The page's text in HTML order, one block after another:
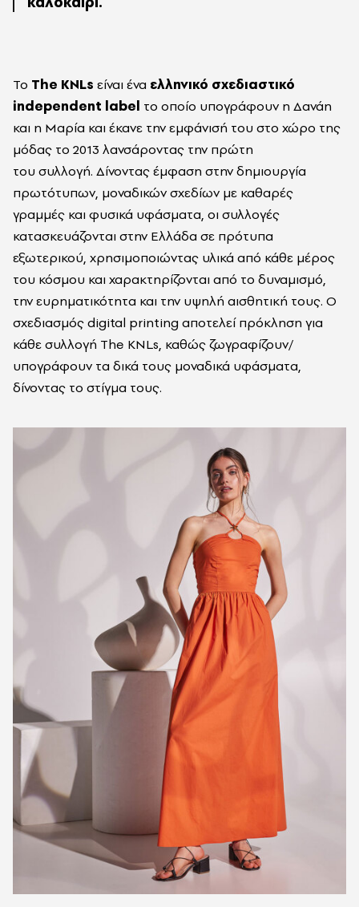
Το The KNLs είναι ένα ελληνικό σχεδιαστικό
independent label το οποίο υπογράφουν η Δανάη
και η Μαρία και έκανε την εμφάνισή του στο χώρο της
μόδας το 2013 λανσάροντας την πρώτη
του συλλογή. Δίνοντας έμφαση στην δημιουργία
πρωτότυπων, μοναδικών σχεδίων με καθαρές
γραμμές και φυσικά υφάσματα, οι συλλογές
κατασκευάζονται στην Ελλάδα σε πρότυπα
εξωτερικού, χρησιμοποιώντας υλικά από κάθε μέρος
του κόσμου και χαρακτηρίζονται από το δυναμισμό,
την ευρηματικότητα και την υψηλή αισθητική τους. Ο
σχεδιασμός digital printing αποτελεί πρόκληση για
κάθε συλλογή Τhe KNLs, καθώς ζωγραφίζουν/
υπογράφουν τα δικά τους μοναδικά υφάσματα,
δίνοντας το στίγμα τους.